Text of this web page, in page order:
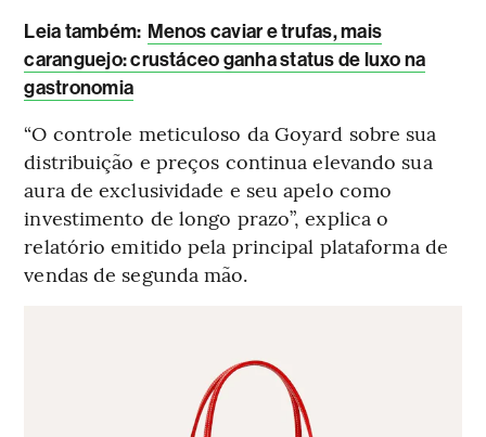
Leia também: Menos caviar e trufas, mais
caranguejo: crustáceo ganha status de luxo na
gastronomia
“O controle meticuloso da Goyard sobre sua
distribuição e preços continua elevando sua
aura de exclusividade e seu apelo como
investimento de longo prazo”, explica o
relatório emitido pela principal plataforma de
vendas de segunda mão.